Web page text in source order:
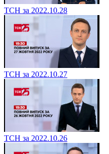
ТСН за 2022.10.28
ТСН за 2022.10.27
ТСН за 2022.10.26